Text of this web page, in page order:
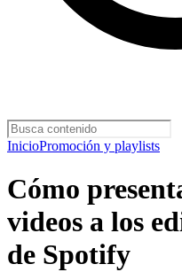
InicioPromoción y playlists
Cómo
videos a los
de Spotify